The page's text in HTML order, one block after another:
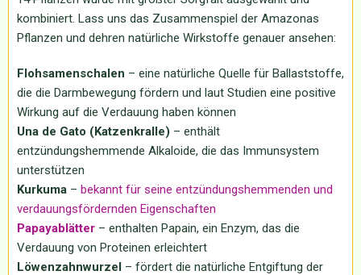
kombiniert. Lass uns das Zusammenspiel der Amazonas
Pflanzen und dehren natürliche Wirkstoffe genauer ansehen:
Flohsamenschalen – eine natürliche Quelle für Ballaststoffe,
die die Darmbewegung fördern und laut Studien eine positive
Wirkung auf die Verdauung haben können
Una de Gato (Katzenkralle) – enthält
entzündungshemmende Alkaloide, die das Immunsystem
unterstützen
Kurkuma – bekannt für seine entzündungshemmenden und
verdauungsfördernden Eigenschaften
Papayablätter – enthalten Papain, ein Enzym, das die
Verdauung von Proteinen erleichtert
Löwenzahnwurzel – fördert die natürliche Entgiftung der